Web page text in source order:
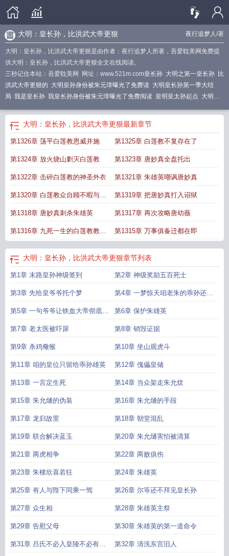
夜行追梦人/著
大明：皇长孙，比洪武大帝更狠
大明：皇长孙，比洪武大帝更狠是由作者：夜行追梦人所著，吾爱耽美网免费提
供大明：皇长孙，比洪武大帝更狠全文在线阅读。
三秒记住本站：吾爱耽美网 网址：www.521m.com皇长孙 大明之第一皇长孙 比
洪武大帝更狠的 大明皇孙身份被朱元璋曝光了免费读 大明皇长孙第一季大结
局 我是皇长孙 我皇长孙身份被朱元璋曝光了免费阅读 皇明皇太孙起点 大明我
明皇长孙无弹窗
大明皇长孙短剧合集 大明朝皇太孙大明怒怼皇长孙朱元璋找上
门 比洪武大帝更狠
更狠免费阅读大明皇朝皇长孙大明皇长孙完结全本长孙皇后和明珠大清皇长
大明：皇长孙，比洪武大帝更狠最新章节
第1326章 荡平白莲教恩威并施 第1325章 白莲教不复存在了
第1324章 放火烧山剿灭白莲教 第1323章 唐妙真全盘托出
第1322章 击碎白莲教的神圣外衣 第1321章 朱雄英嘲讽唐妙真
第1320章 白莲教众自顾不暇与争
权夺利
第1319章 把唐妙真打入诏狱
第1318章 唐妙真刺杀朱雄英 第1317章 再次攻略唐幼薇
第1316章 九死一生的白莲教教主
唐妙真
第1315章 万事俱备迁都在即
大明：皇长孙，比洪武大帝更狠章节列表
第1章 末路皇孙神级签到 第2章 神级奖励五百死士
第3章 先给皇爷爷托个梦 第4章 一梦惊天咱老朱的乖孙还活
着
第5章 一句爷爷让铁血大帝彻底破
防
第6章 保护朱雄英
第7章 老太医被吓尿 第8章 销毁证据
第9章 杀鸡儆猴 第10章 坐山观虎斗
第11章 咱的皇位只留给乖孙雄英 第12章 傀儡皇储
第13章 一言定生死 第14章 当众架走朱允炆
第15章 朱允熥的伪装 第16章 朱允熥的手段
第17章 龙归故里 第18章 朝堂混乱
第19章 联合解决蓝玉 第20章 朱允熥害怕被清算
第21章 两虎相争 第22章 两败俱伤
第23章 朱棣欣喜若狂 第24章 朱雄英
第25章 有人与陛下同乘一驾 第26章 尔等还不拜见皇长孙
第27章 众生相 第28章 朱雄英主祭
第29章 告慰父母 第30章 朱雄英的第一道命令
第31章 吕氏不必入皇陵不必有碑 第32章 清洗东宫旧人